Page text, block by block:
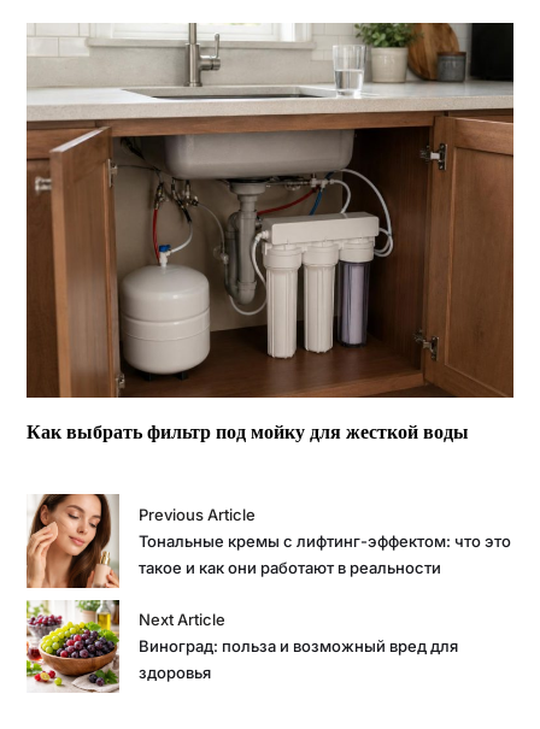
Как выбрать фильтр под мойку для жесткой воды
Previous Article
Тональные кремы с лифтинг-эффектом: что это
такое и как они работают в реальности
Next Article
Виноград: польза и возможный вред для
здоровья